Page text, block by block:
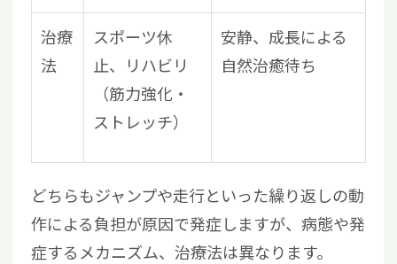
治療
法
スポーツ休
止、リハビリ
（筋力強化・
ストレッチ）
安静、成長による
自然治癒待ち
どちらもジャンプや走行といった繰り返しの動
作による負担が原因で発症しますが、病態や発
症するメカニズム、治療法は異なります。